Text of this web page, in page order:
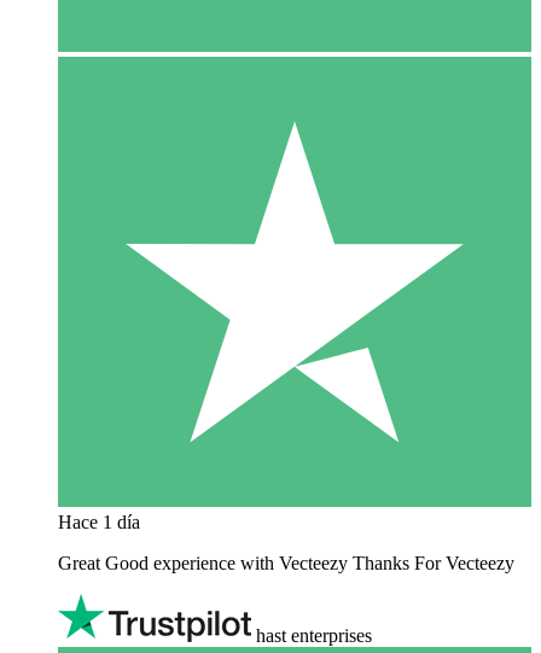
Hace 1 día
Great Good experience with Vecteezy Thanks For Vecteezy
hast enterprises